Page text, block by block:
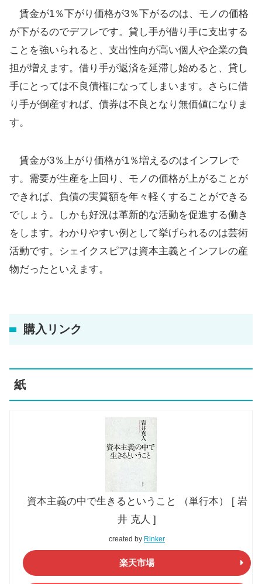
賃金が1％下がり価格が3％下がるのは、モノの価格
が下がるのでデフレです。貸し手が借り手に支出する
ことを強いられると、支出性向が高い個人や企業の負
担が増えます。借り手が返済を延滞し始めると、貸し
手にとっては不良債権になってしまいます。さらに借
り手が倒産すれば、債券は不良となり無価値になりま
す。
賃金が3％上がり価格が1％増えるのはインフレで
す。需要が生産を上回り、モノの価格が上がることが
できれば、負債の実質額を年々軽くすることができる
でしょう。しかも好況は革新的な活動を促進する働き
をします。わかりやすい例として挙げられるのは芸術
活動です。シェイクスピアは資本主義とインフレの産
物だったといえます。
購入リンク
紙
資本主義の中で生きるということ （単行本） [ 岩
井 克人 ]
created by Rinker
楽天市場